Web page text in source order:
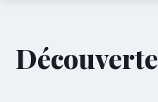
Découverte